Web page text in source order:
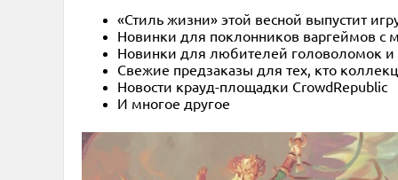
«Стиль жизни» этой весной выпустит
Новинки для поклонников варгеймов с
Новинки для любителей головоломок и
Свежие предзаказы для тех, кто
Новости крауд-площадки CrowdRepublic
И многое другое